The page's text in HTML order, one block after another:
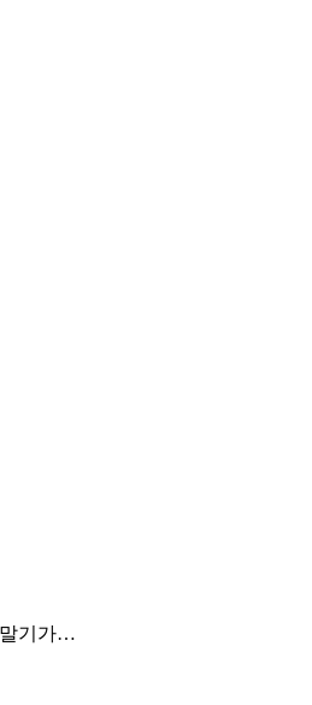
말기가…